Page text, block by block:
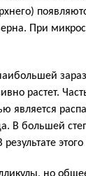
При
растет.
является
В большей
но